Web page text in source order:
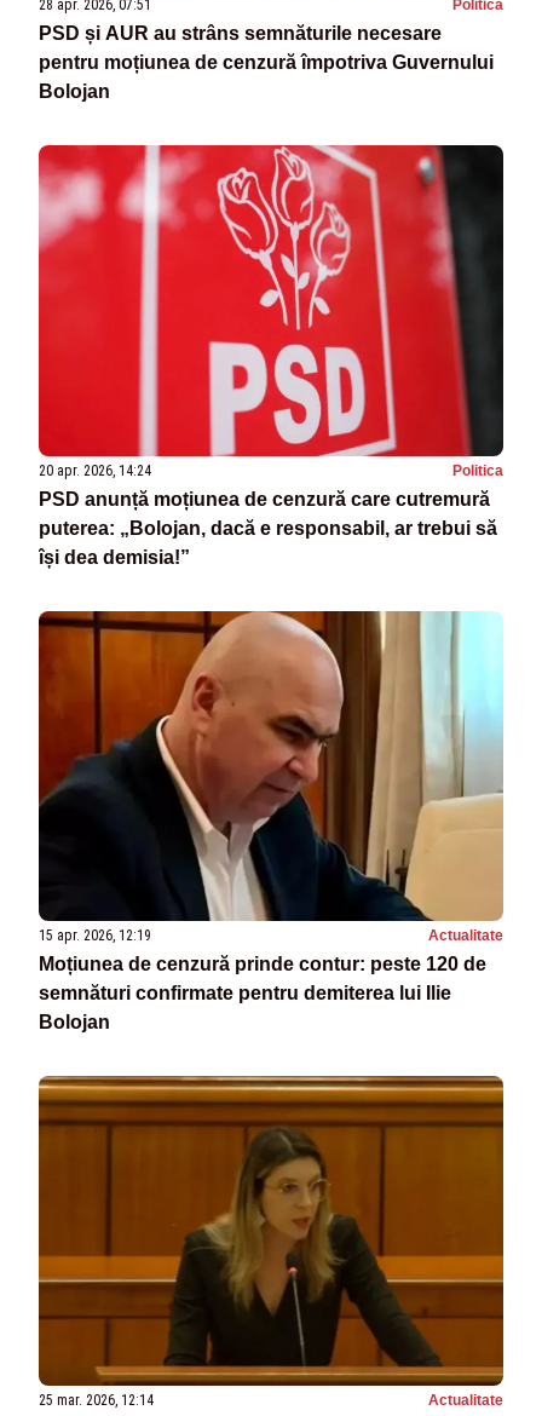
28 apr. 2026, 07:51 Politica
PSD și AUR au strâns semnăturile necesare
pentru moțiunea de cenzură împotriva Guvernului
Bolojan
20 apr. 2026, 14:24 Politica
PSD anunță moțiunea de cenzură care cutremură
puterea: „Bolojan, dacă e responsabil, ar trebui să
își dea demisia!”
15 apr. 2026, 12:19 Actualitate
Moțiunea de cenzură prinde contur: peste 120 de
semnături confirmate pentru demiterea lui Ilie
Bolojan
25 mar. 2026, 12:14 Actualitate